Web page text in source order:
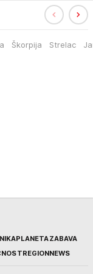
Škorpija Strelac
PLANETAZABAVA
REGIONNEWS